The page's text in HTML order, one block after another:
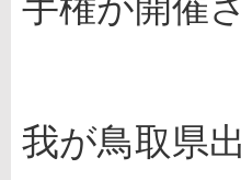
我が鳥取県